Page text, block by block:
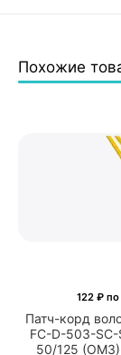
Похожие
Патч-корд
FC-D-503-
50/125
122 ₽ по